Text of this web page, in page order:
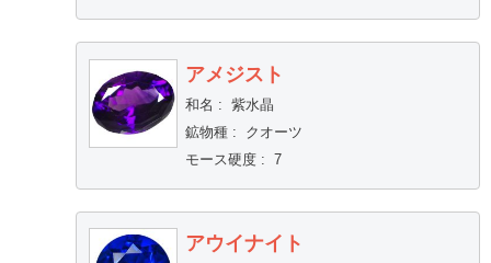
アメジスト
和名 : 紫水晶
鉱物種:
クオーツ
モース硬度: 7
アウイナイト